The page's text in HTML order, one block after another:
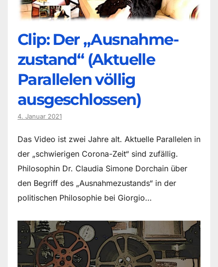
Clip: Der „Ausnahme-
zustand“ (Aktuelle
Parallelen völlig
ausgeschlossen)
4. Januar 2021
Das Video ist zwei Jahre alt. Aktuelle Parallelen in
der „schwierigen Corona-Zeit“ sind zufällig.
Philosophin Dr. Claudia Simone Dorchain über
den Begriff des „Ausnahmezustands“ in der
politischen Philosophie bei Giorgio…